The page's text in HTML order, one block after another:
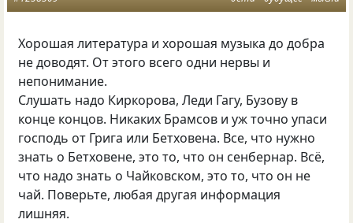
Хорошая литература и хорошая музыка до добра
не доводят. От этого всего одни нервы и
непонимание.
Слушать надо Киркорова, Леди Гагу, Бузову в
конце концов. Никаких Брамсов и уж точно упаси
господь от Грига или Бетховена. Все, что нужно
знать о Бетховене, это то, что он сенбернар. Всё,
что надо знать о Чайковском, это то, что он не
чай. Поверьте, любая другая информация
лишняя.